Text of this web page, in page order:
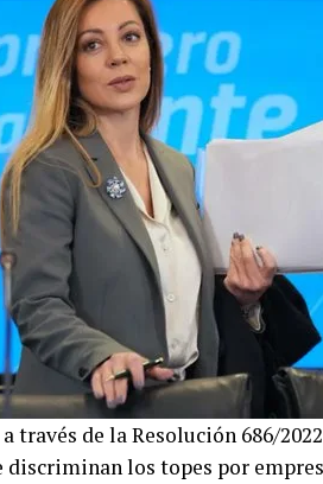
través de la Resolución 686/
discriminan los topes por